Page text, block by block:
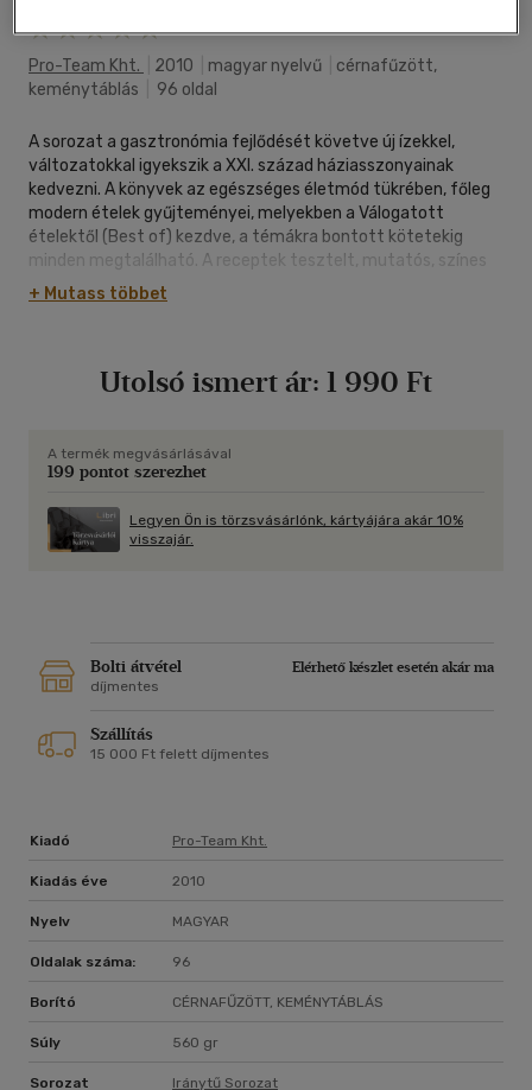
Pro-Team Kht. 2010 magyar nyelvű
cérnafűzött,
keménytáblás
96 oldal
A sorozat a gasztronómia fejlődését követve új ízekkel,
változatokkal igyekszik a XXI. század háziasszonyainak
kedvezni. A könyvek az egészséges életmód tükrében, főleg
modern ételek gyűjteményei, melyekben a Válogatott
ételektől (Best of) kezdve, a témákra bontott kötetekig
minden megtalálható. A receptek tesztelt, mutatós, színes
fotókkal bemutatott finomabbnál finomabb ételmodelljeit
kreatív szakácsok, cukrászok készítették. Ízlés szerint
+ Mutass többet
Utolsó ismert ár: 1 990 Ft
A termék megvásárlásával
199 pontot szerezhet
Legyen Ön is törzsvásárlónk, kártyájára akár 10%
visszajár.
Bolti átvétel
Elérhető készlet esetén akár ma
díjmentes
Szállítás
15 000 Ft felett díjmentes
Kiadó Pro-Team Kht.
Kiadás éve 2010
Nyelv MAGYAR
Oldalak száma: 96
Borító CÉRNAFŰZÖTT, KEMÉNYTÁBLÁS
Súly 560 gr
Sorozat Iránytű Sorozat